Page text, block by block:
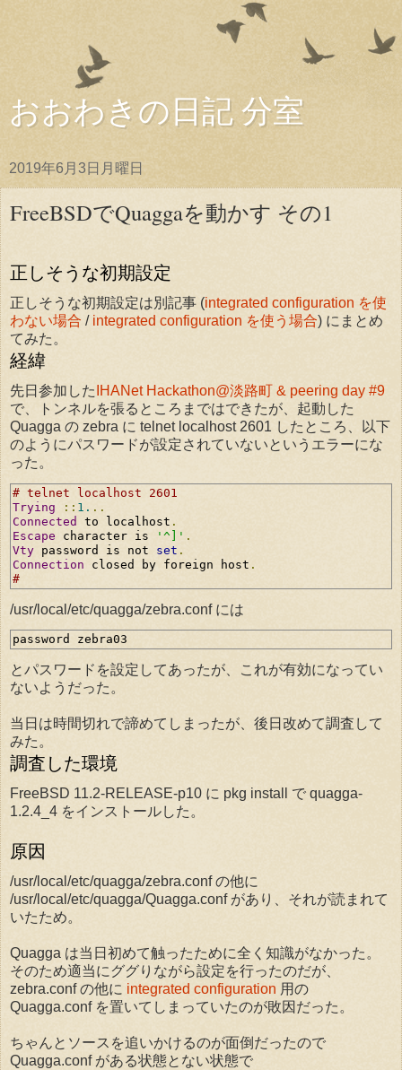
おおわきの日記 分室
2019年6月3日月曜日
FreeBSDでQuaggaを動かす その1
正しそうな初期設定
正しそうな初期設定は別記事 (integrated configuration を使
わない場合 / integrated configuration を使う場合) にまとめ
てみた。
経緯
先日参加した IHANet Hackathon@淡路町 & peering day #9
で、トンネルを張るところまではできたが、起動した
Quagga の zebra に telnet localhost 2601 したところ、以下
のようにパスワードが設定されていないというエラーにな
った。
# telnet localhost 2601
Trying
:: 1. ..
Connected
to localhost .
Escape character is '^]' .
Vty password is not set .
Connection closed by foreign host .
#
/usr/local/etc/quagga/zebra.conf には
password zebra03
とパスワードを設定してあったが、これが有効になってい
ないようだった。
当日は時間切れで諦めてしまったが、後日改めて調査して
みた。
調査した環境
FreeBSD 11.2-RELEASE-p10 に pkg install で quagga-
1.2.4_4 をインストールした。
原因
/usr/local/etc/quagga/zebra.conf の他に
/usr/local/etc/quagga/Quagga.conf があり、それが読まれて
いたため。
Quagga は当日初めて触ったために全く知識がなかった。
そのため適当にググりながら設定を行ったのだが、
zebra.conf の他に integrated configuration 用の
Quagga.conf を置いてしまっていたのが敗因だった。
ちゃんとソースを追いかけるのが面倒だったので
Quagga.conf がある状態とない状態で